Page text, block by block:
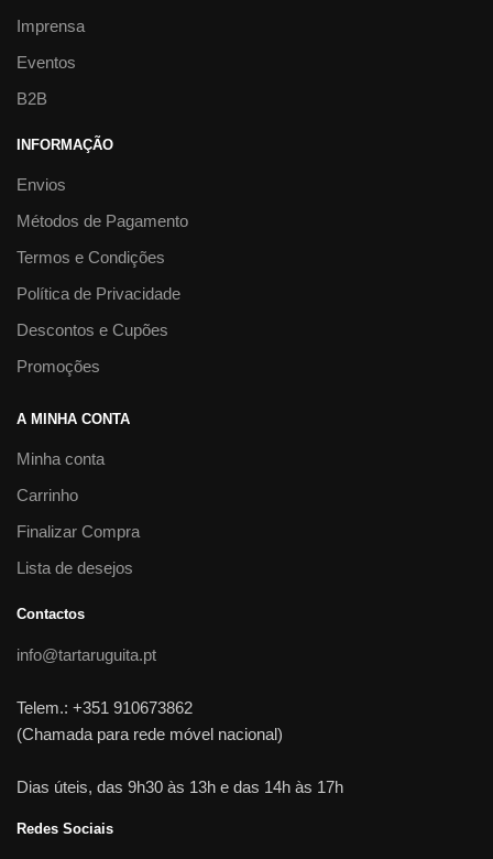
Imprensa
Eventos
B2B
INFORMAÇÃO
Envios
Métodos de Pagamento
Termos e Condições
Política de Privacidade
Descontos e Cupões
Promoções
A MINHA CONTA
Minha conta
Carrinho
Finalizar Compra
Lista de desejos
Contactos
info@tartaruguita.pt
Telem.: +351 910673862
(Chamada para rede móvel nacional)
Dias úteis, das 9h30 às 13h e das 14h às 17h
Redes Sociais